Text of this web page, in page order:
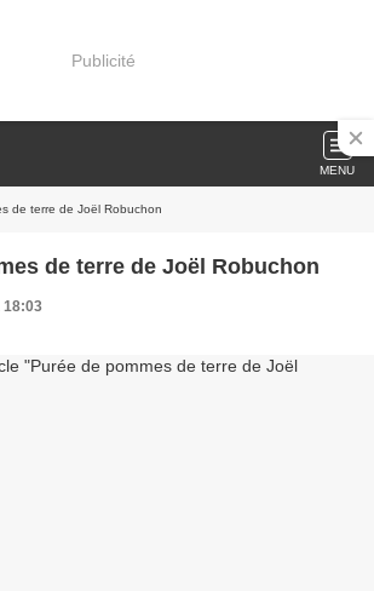
Publicité
MENU
de terre de Joël Robuchon
de terre de Joël Robuchon
18:03